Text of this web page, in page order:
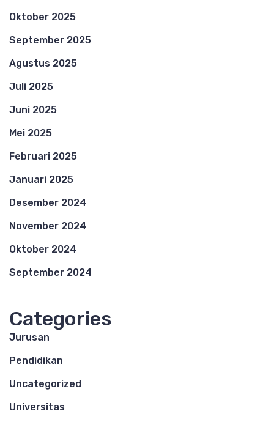
Oktober 2025
September 2025
Agustus 2025
Juli 2025
Juni 2025
Mei 2025
Februari 2025
Januari 2025
Desember 2024
November 2024
Oktober 2024
September 2024
Categories
Jurusan
Pendidikan
Uncategorized
Universitas